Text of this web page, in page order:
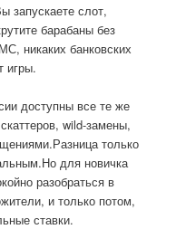
запускаете слот,
барабаны без
никаких банковских
игры.
доступны все те же
wild-замены,
только
для новичка
разобраться в
и только потом,
ставки.